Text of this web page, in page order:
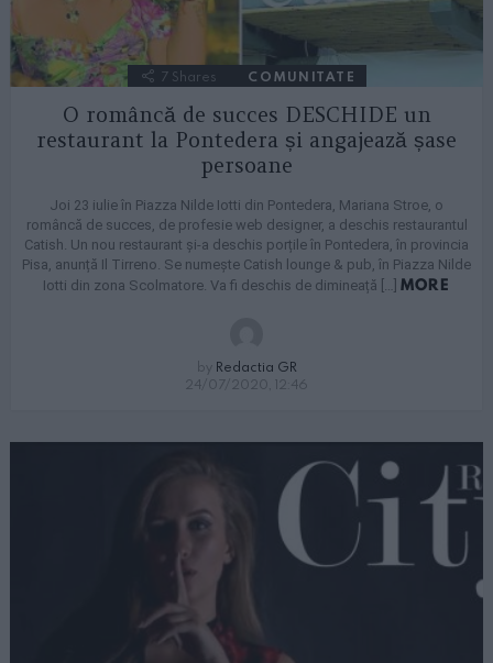
7 Shares COMUNITATE
O româncă de succes DESCHIDE un
restaurant la Pontedera și angajează șase
persoane
Joi 23 iulie în Piazza Nilde Iotti din Pontedera, Mariana Stroe, o
româncă de succes, de profesie web designer, a deschis restaurantul
Catish. Un nou restaurant și-a deschis porțile în Pontedera, în provincia
Pisa, anunță Il Tirreno. Se numește Catish lounge & pub, în Piazza Nilde
Iotti din zona Scolmatore. Va fi deschis de dimineață […] MORE
by Redactia GR
24/07/2020, 12:46